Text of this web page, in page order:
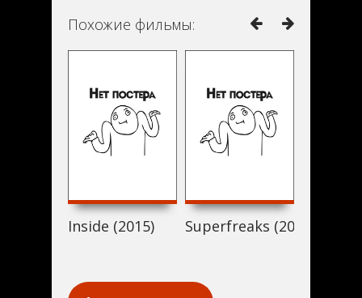
Похожие фильмы:
Inside (2015) Superfreaks (2015)